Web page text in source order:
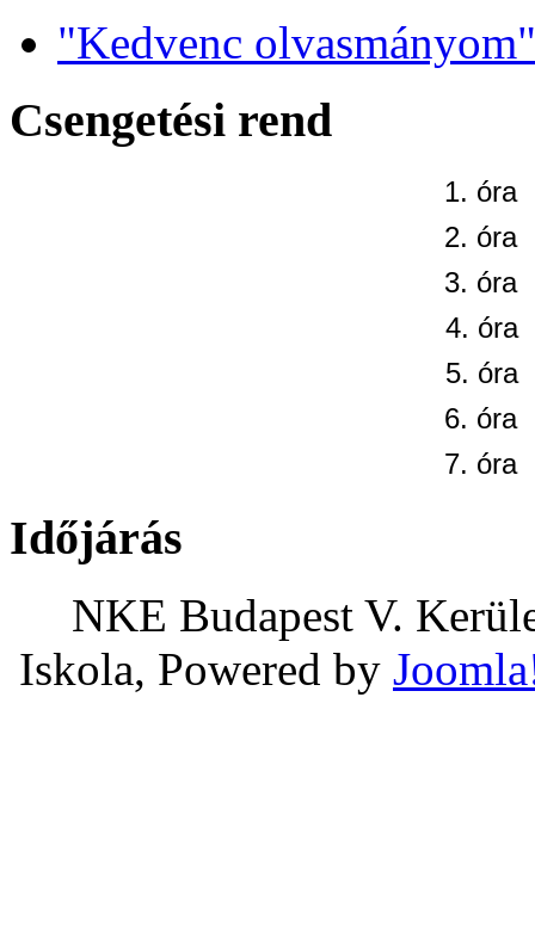
"Kedvenc
Csengetési rend
1. óra
2. óra
3. óra
4. óra
5.
6. óra
7. óra
Időjárás
NKE Budapest V.
Iskola, Powered by